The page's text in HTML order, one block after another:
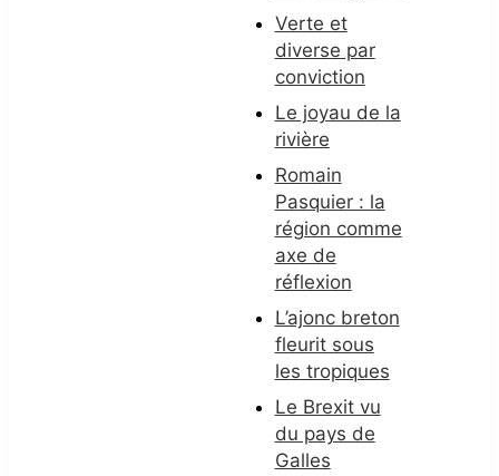
Verte et
diverse par
conviction
Le joyau de la
rivière
Romain
Pasquier : la
région comme
axe de
réflexion
L’ajonc breton
fleurit sous
les tropiques
Le Brexit vu
du pays de
Galles